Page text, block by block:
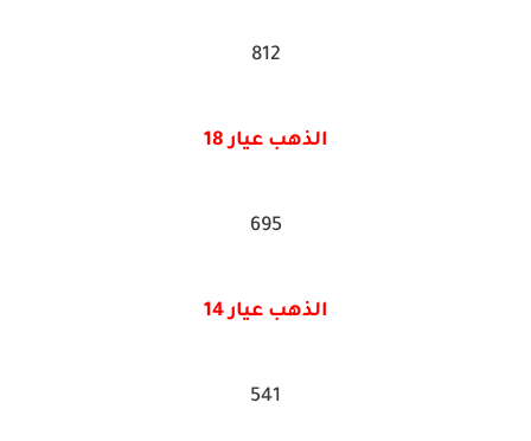
812
الذهب عيار 18
695
الذهب عيار 14
541